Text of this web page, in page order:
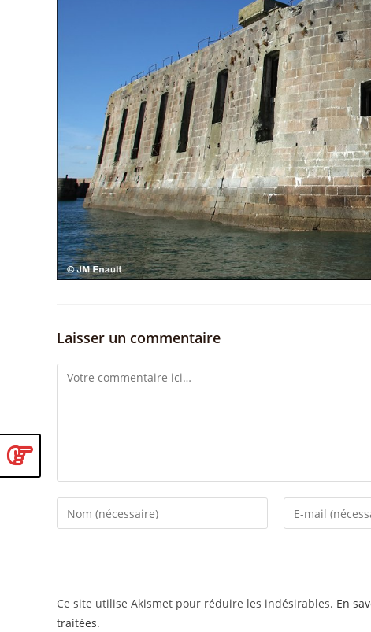
Laisser un commentaire
Comment
Enter
your
to
comment
Enter
your
comment
Ce site utilise Akismet pour réduire les indésirables. En
traitées.